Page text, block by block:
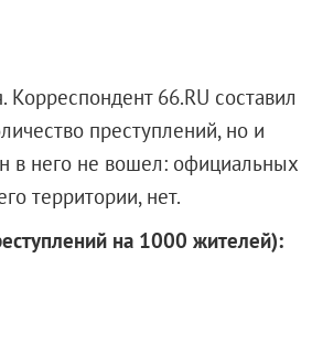
66.RU составил
преступлений, но и
в него не вошел: официальных
территории, нет.
на 1000 жителей):